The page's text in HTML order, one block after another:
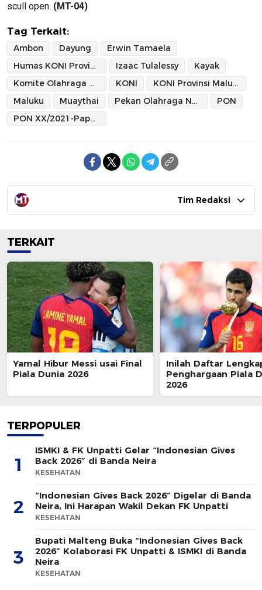
scull open. (MT-04)
Tag Terkait:
Ambon Dayung
Erwin Tamaela
Humas KONI Provinsi Maluku
Izaac Tulalessy
Kayak
Komite Olahraga Nasional Indonesia
KONI
KONI Provinsi Maluku
Maluku
Muaythai Pekan Olahraga Nasional
PON
PON XX/2021-Papua
Tim Redaksi
TERKAIT
Yamal Hibur Messi usai Final
Piala Dunia 2026
Inilah Daftar
Penghargaan Piala
2026
TERPOPULER
1
ISMKI & FK Unpatti Gelar “Indonesian Gives
Back 2026” di Banda Neira
KESEHATAN
2
“Indonesian Gives Back 2026” Digelar di Banda
Neira, Ini Harapan Wakil Dekan FK Unpatti
KESEHATAN
3
Bupati Malteng Buka “Indonesian Gives Back
2026” Kolaborasi FK Unpatti & ISMKI di Banda
Neira
KESEHATAN